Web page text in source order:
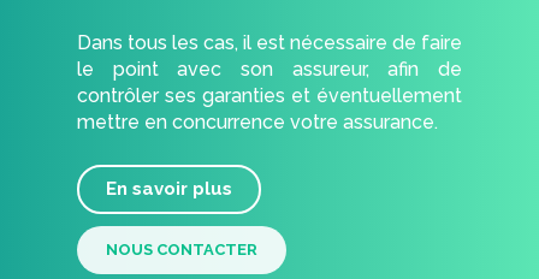
Dans tous les cas, il est nécessaire de faire
le point avec son assureur, afin de
contrôler ses garanties et éventuellement
mettre en concurrence votre assurance.
En savoir plus
NOUS CONTACTER